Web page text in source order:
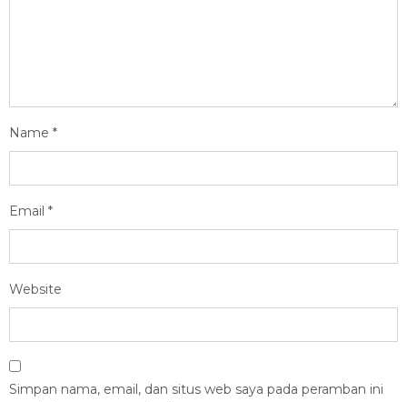
Name *
Email *
Website
Simpan nama, email, dan situs web saya pada peramban ini